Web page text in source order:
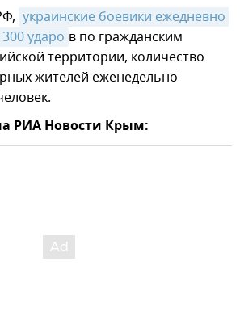
украинские боевики ежедневно
ударо в по гражданским
территории, количество
жителей еженедельно
РИА Новости Крым: